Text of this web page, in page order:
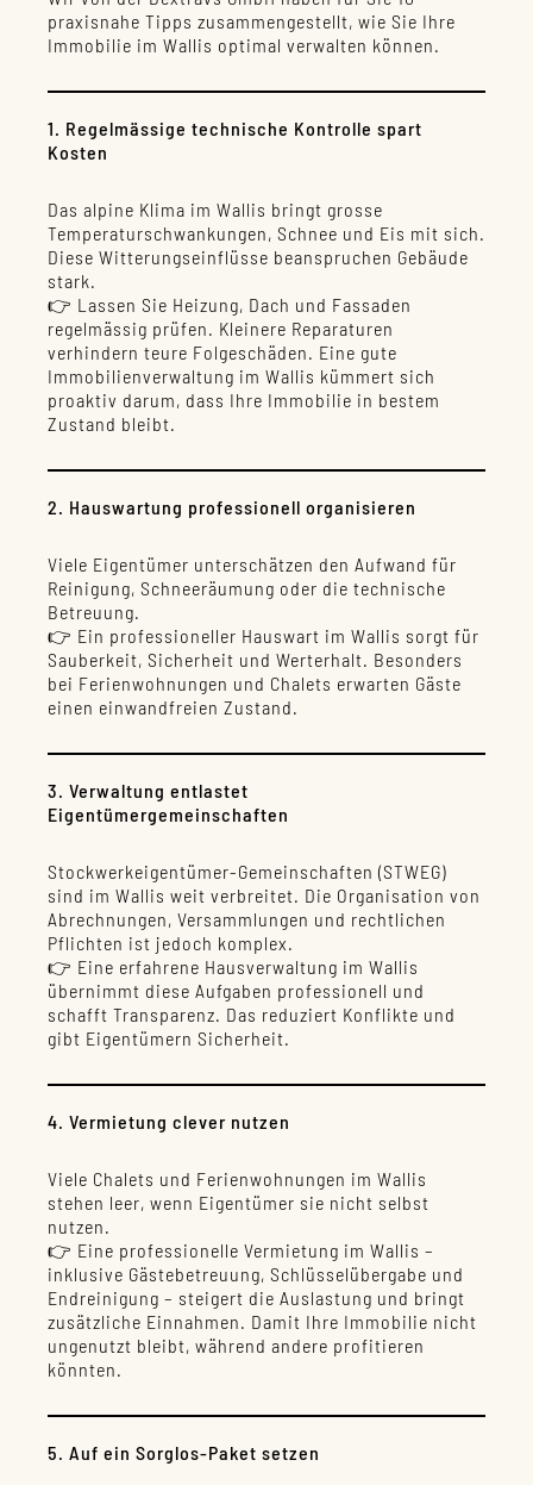
praxisnahe Tipps zusammengestellt, wie Sie Ihre
Immobilie im Wallis optimal verwalten können.
1. Regelmässige technische Kontrolle spart
Kosten
Das alpine Klima im Wallis bringt grosse
Temperaturschwankungen, Schnee und Eis mit sich.
Diese Witterungseinflüsse beanspruchen Gebäude
stark.
👉 Lassen Sie Heizung, Dach und Fassaden
regelmässig prüfen. Kleinere Reparaturen
verhindern teure Folgeschäden. Eine gute
Immobilienverwaltung im Wallis kümmert sich
proaktiv darum, dass Ihre Immobilie in bestem
Zustand bleibt.
2. Hauswartung professionell organisieren
Viele Eigentümer unterschätzen den Aufwand für
Reinigung, Schneeräumung oder die technische
Betreuung.
👉 Ein professioneller Hauswart im Wallis sorgt für
Sauberkeit, Sicherheit und Werterhalt. Besonders
bei Ferienwohnungen und Chalets erwarten Gäste
einen einwandfreien Zustand.
3. Verwaltung entlastet
Eigentümergemeinschaften
Stockwerkeigentümer-Gemeinschaften (STWEG)
sind im Wallis weit verbreitet. Die Organisation von
Abrechnungen, Versammlungen und rechtlichen
Pflichten ist jedoch komplex.
👉 Eine erfahrene Hausverwaltung im Wallis
übernimmt diese Aufgaben professionell und
schafft Transparenz. Das reduziert Konflikte und
gibt Eigentümern Sicherheit.
4. Vermietung clever nutzen
Viele Chalets und Ferienwohnungen im Wallis
stehen leer, wenn Eigentümer sie nicht selbst
nutzen.
👉 Eine professionelle Vermietung im Wallis –
inklusive Gästebetreuung, Schlüsselübergabe und
Endreinigung – steigert die Auslastung und bringt
zusätzliche Einnahmen. Damit Ihre Immobilie nicht
ungenutzt bleibt, während andere profitieren
könnten.
5. Auf ein Sorglos-Paket setzen